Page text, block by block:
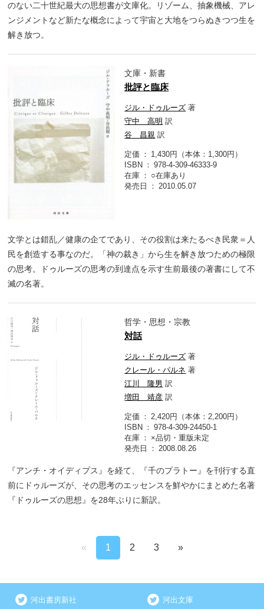
のない二十世紀最大の思想書が文庫化。リゾーム、抽象機械、アレ
ンジメントなど新たな概念によって宇宙と大地をつらぬきつつ生を
解き放つ。
文庫・新書
批評と臨床
ジル・ドゥルーズ 著
守中 高明 訳
谷 昌親 訳
定価
1,430円（本体：1,300円）
ISBN
978-4-309-46333-9
在庫
○在庫あり
発売日
2010.05.07
文学とは錯乱／健康の企てであり、その役割は来たるべき民衆＝人
民を創造する事なのだ。「神の裁き」から生を解き放つための極限
の思考。ドゥルーズの思考の到達点を示す生前最後の著書にして不
滅の名著。
哲学・思想・宗教
対話
ジル・ドゥルーズ 著
クレール・パルネ 著
江川 隆男 訳
増田 靖彦 訳
定価
2,420円（本体：2,200円）
ISBN
978-4-309-24450-1
在庫
×品切・重版未定
発売日
2008.08.26
『アンチ・オイディプス』を経て、『千のプラトー』を刊行する直
前にドゥルーズが、その思考のエッセンスを鮮やかにまとめた名著
『ドゥルーズの思想』を28年ぶりに新訳。
« 1 2 3 »
河出書房新社 河出文庫